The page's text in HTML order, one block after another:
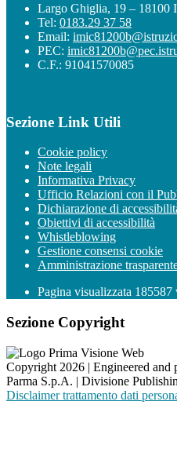
Largo Ghiglia, 19 – 18100
Tel: 0183.29 37 58
Email:
PEC:
C.F.: 91041570085
Sezione Link Utili
Cookie policy
Note legali
Informativa Privacy
Ufficio Relazioni con il
Dichiarazione di
Obiettivi di accessibilità
Whistleblowing
Gestione consensi cookie
Amministrazione
Pagina visualizzata 185587
Sezione Copyright
Copyright 2026 | Engineered and
Parma S.p.A. | Divisione
Disclaimer trattamento dati